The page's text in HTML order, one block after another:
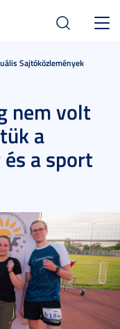
Sajtóközlemények
nem volt
a
a sport